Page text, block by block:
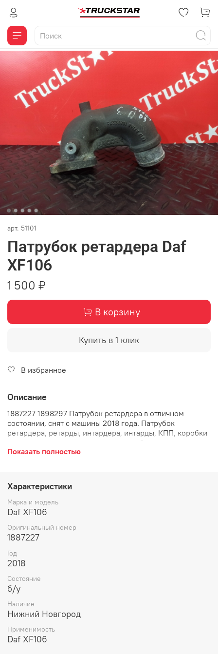
арт. 51101
Патрубок ретардера Daf
XF106
1 500 ₽
В корзину
Купить в 1 клик
В избранное
Описание
1887227 1898297 Патрубок ретардера в отличном
состоянии, снят с машины 2018 года. Патрубок
ретардера, ретарды, интардера, интарды, КПП, коробки
Показать полностью
Характеристики
Марка и модель
Daf XF106
Оригинальный номер
1887227
Год
2018
Состояние
б/у
Наличие
Нижний Новгород
Применимость
Daf XF106